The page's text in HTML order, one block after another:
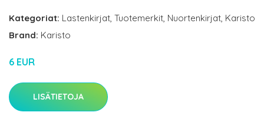
Kategoriat: Lastenkirjat, Tuotemerkit, Nuortenkirjat, Karisto
Brand: Karisto
6 EUR
LISÄTIETOJA